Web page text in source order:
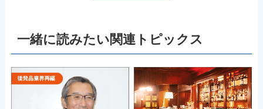
一緒に読みたい関連トピックス